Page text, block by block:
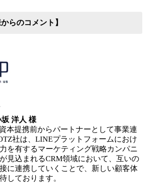
らのコメント】
洋人 様
本提携前からパートナーとして事業連
社は、LINEプラットフォームにおけ
を有するマーケティング戦略カンパニ
見込まれるCRM領域において、互いの
に連携していくことで、新しい顧客体
しております。